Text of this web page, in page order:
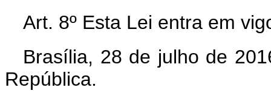
Art. 8º Esta Lei entra em
Brasília, 28 de julho de
República.